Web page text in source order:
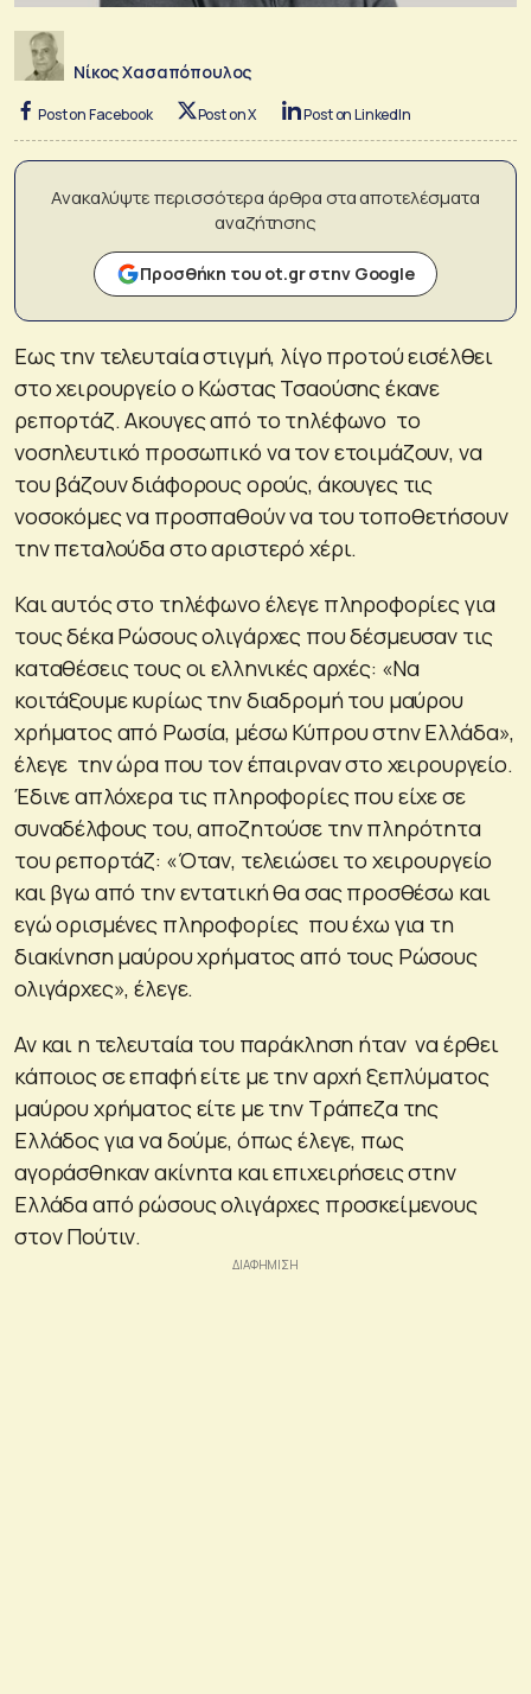
Νίκος Χασαπόπουλος
Post on Facebook Post on X Post on LinkedIn
Ανακαλύψτε περισσότερα άρθρα στα αποτελέσματα
αναζήτησης
Προσθήκη του ot.gr στην Google
Εως την τελευταία στιγμή, λίγο προτού εισέλθει
στο χειρουργείο ο Κώστας Τσαούσης έκανε
ρεπορτάζ. Ακουγες από το τηλέφωνο το
νοσηλευτικό προσωπικό να τον ετοιμάζουν, να
του βάζουν διάφορους ορούς, άκουγες τις
νοσοκόμες να προσπαθούν να του τοποθετήσουν
την πεταλούδα στο αριστερό χέρι.
Και αυτός στο τηλέφωνο έλεγε πληροφορίες για
τους δέκα Ρώσους ολιγάρχες που δέσμευσαν τις
καταθέσεις τους οι ελληνικές αρχές: «Να
κοιτάξουμε κυρίως την διαδρομή του μαύρου
χρήματος από Ρωσία, μέσω Κύπρου στην Ελλάδα»,
έλεγε την ώρα που τον έπαιρναν στο χειρουργείο.
Έδινε απλόχερα τις πληροφορίες που είχε σε
συναδέλφους του, αποζητούσε την πληρότητα
του ρεπορτάζ: «Όταν, τελειώσει το χειρουργείο
και βγω από την εντατική θα σας προσθέσω και
εγώ ορισμένες πληροφορίες που έχω για τη
διακίνηση μαύρου χρήματος από τους Ρώσους
ολιγάρχες», έλεγε.
Αν και η τελευταία του παράκληση ήταν να έρθει
κάποιος σε επαφή είτε με την αρχή ξεπλύματος
μαύρου χρήματος είτε με την Τράπεζα της
Ελλάδος για να δούμε, όπως έλεγε, πως
αγοράσθηκαν ακίνητα και επιχειρήσεις στην
Ελλάδα από ρώσους ολιγάρχες προσκείμενους
στον Πούτιν.